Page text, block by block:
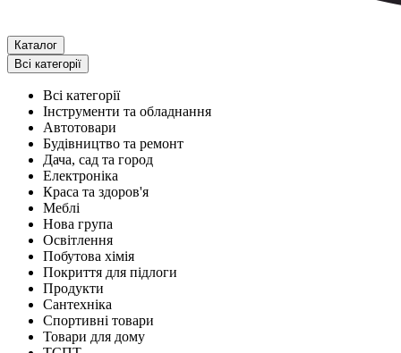
Каталог
Всі категорії
Всі категорії
Інструменти та обладнання
Автотовари
Будівництво та ремонт
Дача, сад та город
Електроніка
Краса та здоров'я
Меблі
Нова група
Освітлення
Побутова хімія
Покриття для підлоги
Продукти
Сантехніка
Спортивні товари
Товари для дому